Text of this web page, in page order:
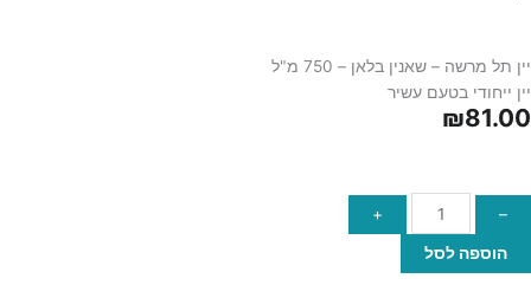
יין תל מרשה – שאנין בלאן – 750 מ"ל
יין ייחודי בטעם עשיר
₪81.00
–
מרשה
–
שאנין
750
+
הוספה לסל
סוביניון
–
375
חצי
מתוק
בסגנון
קברנה
סוביניון
2020